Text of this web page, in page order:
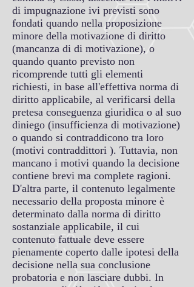
di impugnazione ivi previsti sono
fondati quando nella proposizione
minore della motivazione di diritto
(mancanza di di motivazione), o
quando quanto previsto non
ricomprende tutti gli elementi
richiesti, in base all'effettiva norma di
diritto applicabile, al verificarsi della
pretesa conseguenza giuridica o al suo
diniego (insufficienza di motivazione)
o quando si contraddicono tra loro
(motivi contraddittori ). Tuttavia, non
mancano i motivi quando la decisione
contiene brevi ma complete ragioni.
D'altra parte, il contenuto legalmente
necessario della proposta minore è
determinato dalla norma di diritto
sostanziale applicabile, il cui
contenuto fattuale deve essere
pienamente coperto dalle ipotesi della
decisione nella sua conclusione
probatoria e non lasciare dubbi. In